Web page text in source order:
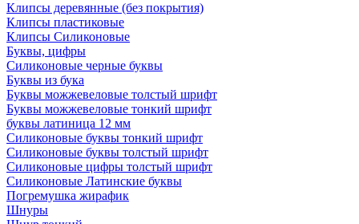
Клипсы деревянные (без покрытия)
Клипсы пластиковые
Клипсы Силиконовые
Буквы, цифры
Силиконовые черные буквы
Буквы из бука
Буквы можжевеловые толстый шрифт
Буквы можжевеловые тонкий шрифт
буквы латиница 12 мм
Силиконовые буквы тонкий шрифт
Силиконовые буквы толстый шрифт
Силиконовые цифры толстый шрифт
Силиконовые Латинские буквы
Погремушка жирафик
Шнуры